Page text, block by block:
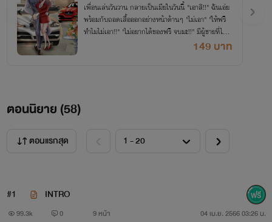
เพื่อนเล่นวันวาน กลายเป็นเมียในวันนี้ "เอาสิ!!" ฉันเอ่ย
พร้อมกับถอดเสื้อออกอย่างหน้าด้านๆ "ไม่เอา" "ให้ฟรี
ทำไมไม่เอา!!" "ไม่อยากได้ของฟรี จบมะ!!" มีผู้ชายที่ไหน
กัน? เห็นร่างเปลือยของฉันแล้วจะไม่คิดอะไร149 บาท
ตอนนิยาย (58)
ตอนแรกสุด
#1 INTRO
99.3k 0 9 หน้า 04 เม.ย. 2566 03:26 น.